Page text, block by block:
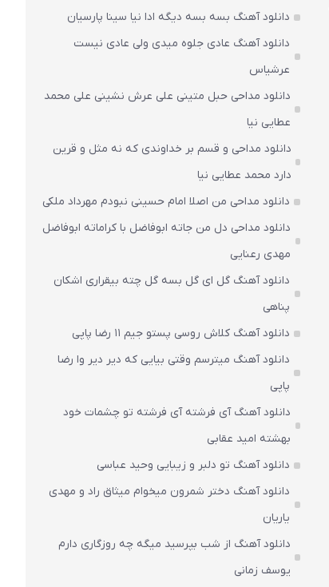
دانلود آهنگ بسه بسه دیگه ادا نیا سینا پارسیان
دانلود آهنگ عادی جلوه میدی ولی عادی نیست
عرشیاس
دانلود مداحی حبل متینی علی عرش نشینی علی محمد
عطایی نیا
دانلود مداحی و قسم بر خداوندی که نه مثل و قرین
دارد محمد عطایی نیا
دانلود مداحی من اصلا امام حسینی نبودم مهرداد ملکی
دانلود مداحی دل من جاته ابوفاضل با کراماته ابوفاضل
مهدی رعنایی
دانلود آهنگ گل ای گل بسه گل چته بیقراری اشکان
پناهی
دانلود آهنگ کلاش روسی پستو جیم ۱۱ رضا پاپی
دانلود آهنگ میترسم وقتی بیایی که دیر دیر وا رضا
پاپی
دانلود آهنگ آی فرشته آی فرشته تو چشمات خود
بهشته امید عقابی
دانلود آهنگ تو دلبر و زیبایی وحید عباسی
دانلود آهنگ دختر شمرون میخوام میثاق راد و مهدی
یاریان
دانلود آهنگ از شب بپرسید میگه چه روزگاری دارم
یوسف زمانی